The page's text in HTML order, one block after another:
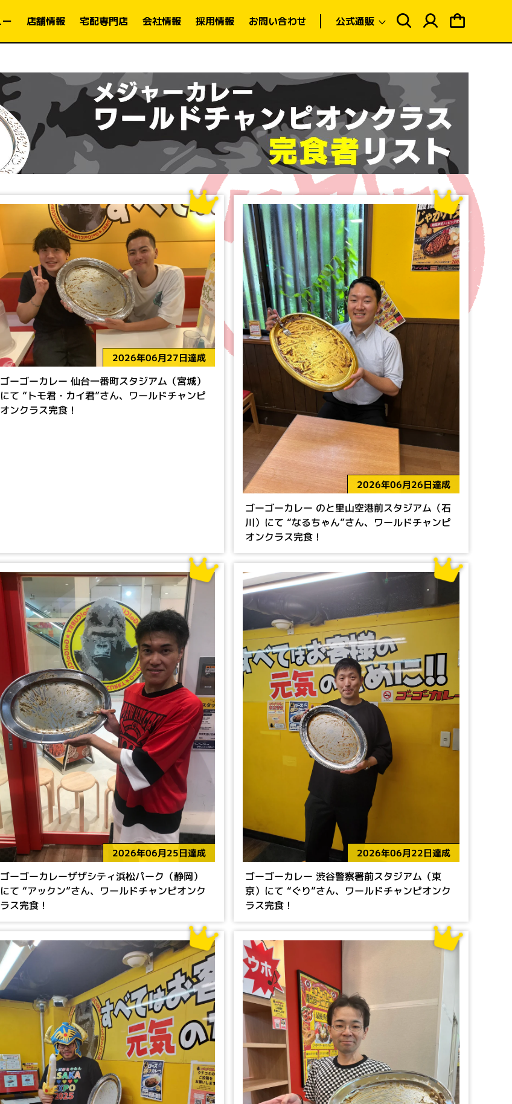
店舗情報 宅配専門店 会社情報 採用情報 お問い合わせ 公式通販
グ
イ
ン
カ
ト
2026年06月27日達成
ゴーゴーカレー 仙台一番町スタジアム（宮城）
にて “トモ君・カイ君”さん、ワールドチャンピ
オンクラス完食！
2026年06月26日達成
ゴーゴーカレー のと里山空港前スタジアム（石
川）にて “なるちゃん”さん、ワールドチャンピ
オンクラス完食！
2026年06月25日達成
ゴーゴーカレーザザシティ浜松パーク（静岡）
にて “アックン”さん、ワールドチャンピオンク
ラス完食！
2026年06月22日達成
ゴーゴーカレー 渋谷警察署前スタジアム（東
京）にて “ぐり”さん、ワールドチャンピオンク
ラス完食！